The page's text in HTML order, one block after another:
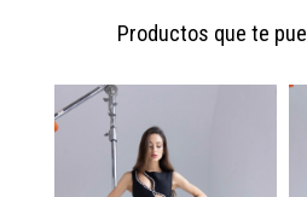
Productos que te